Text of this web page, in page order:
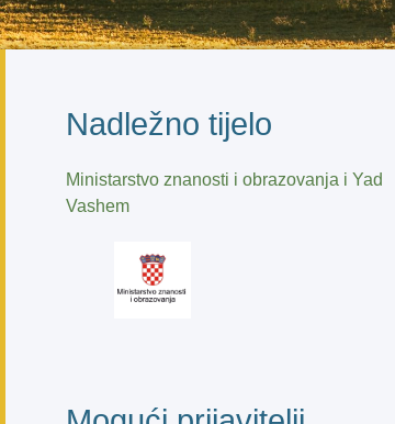
Nadležno tijelo
Ministarstvo znanosti i obrazovanja i Yad
Vashem